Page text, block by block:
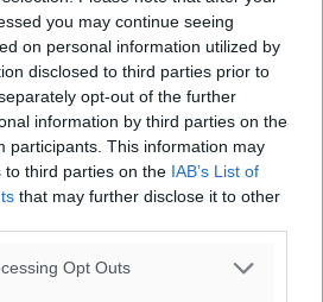
you may continue seeing
on personal information utilized by
disclosed to third parties prior to
opt-out of the further
information by third parties on the
participants. This information may
to third parties on the IAB’s List of
that may further disclose it to other
Opt Outs
προς το θέμα των ...